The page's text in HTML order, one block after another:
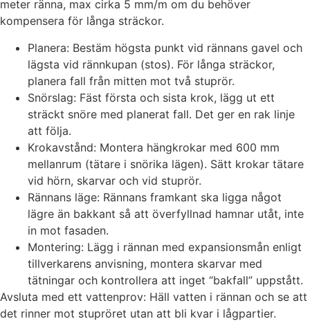
meter ränna, max cirka 5 mm/m om du behöver
kompensera för långa sträckor.
Planera: Bestäm högsta punkt vid rännans gavel och
lägsta vid rännkupan (stos). För långa sträckor,
planera fall från mitten mot två stuprör.
Snörslag: Fäst första och sista krok, lägg ut ett
sträckt snöre med planerat fall. Det ger en rak linje
att följa.
Krokavstånd: Montera hängkrokar med 600 mm
mellanrum (tätare i snörika lägen). Sätt krokar tätare
vid hörn, skarvar och vid stuprör.
Rännans läge: Rännans framkant ska ligga något
lägre än bakkant så att överfyllnad hamnar utåt, inte
in mot fasaden.
Montering: Lägg i rännan med expansionsmån enligt
tillverkarens anvisning, montera skarvar med
tätningar och kontrollera att inget “bakfall” uppstått.
Avsluta med ett vattenprov: Häll vatten i rännan och se att
det rinner mot stupröret utan att bli kvar i lågpartier.